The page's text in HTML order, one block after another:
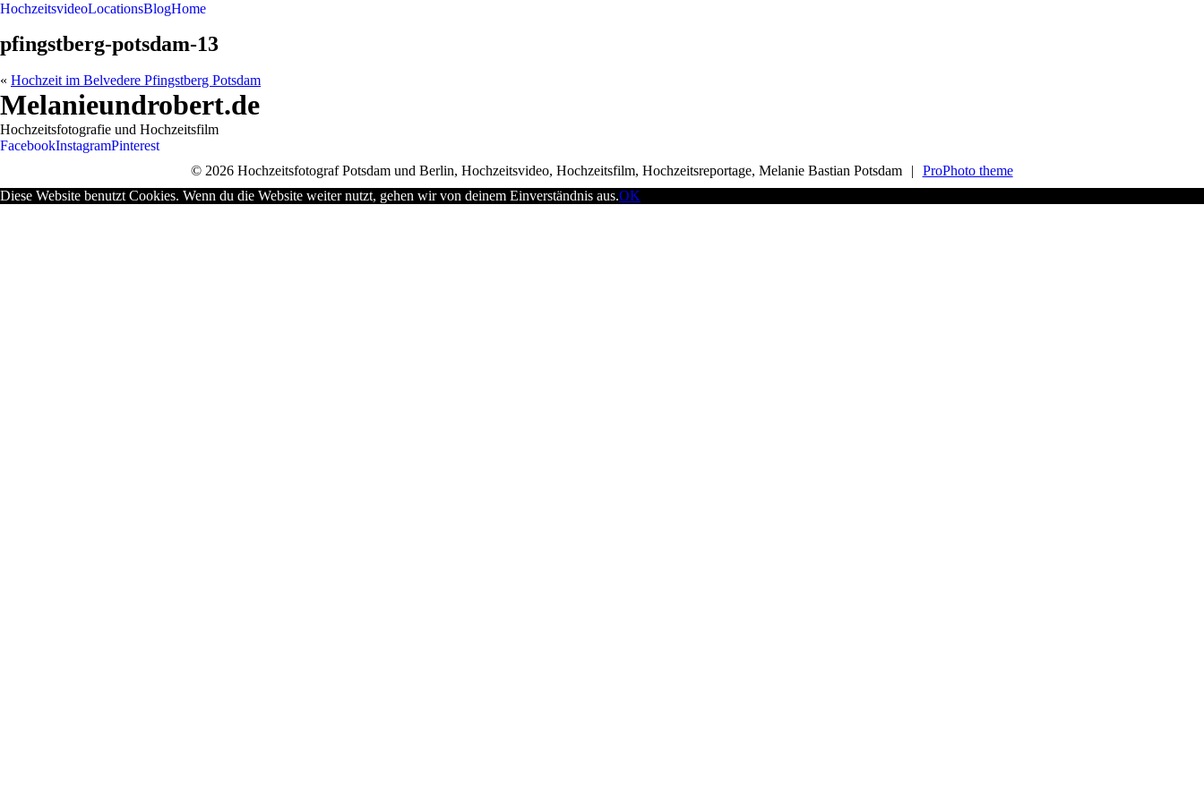
HochzeitsvideoLocationsBlogHome
pfingstberg-potsdam-13
« Hochzeit im Belvedere Pfingstberg Potsdam
Melanieundrobert.de
Hochzeitsfotografie und Hochzeitsfilm
FacebookInstagramPinterest
© 2026 Hochzeitsfotograf Potsdam und Berlin, Hochzeitsvideo, Hochzeitsfilm, Hochzeitsreportage, Melanie Bastian Potsdam
|
ProPhoto theme
Diese Website benutzt Cookies. Wenn du die Website weiter nutzt, gehen wir von deinem Einverständnis aus.OK